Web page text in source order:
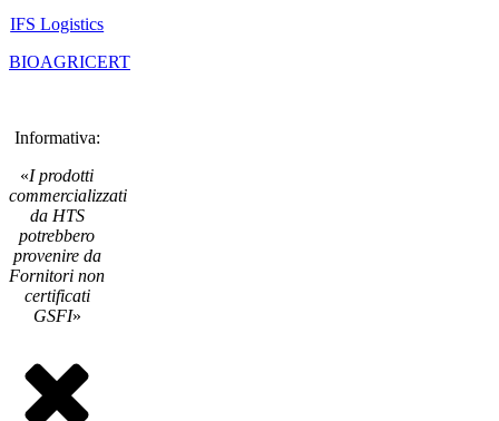
IFS Logistics
BIOAGRICERT
Informativa:
«I prodotti
commercializzati
da HTS
potrebbero
provenire da
Fornitori non
certificati
GSFI»